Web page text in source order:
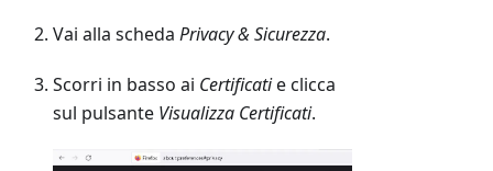
Vai alla scheda Privacy & Sicurezza.
Scorri in basso ai Certificatie clicca
sul pulsante Visualizza Certificati.